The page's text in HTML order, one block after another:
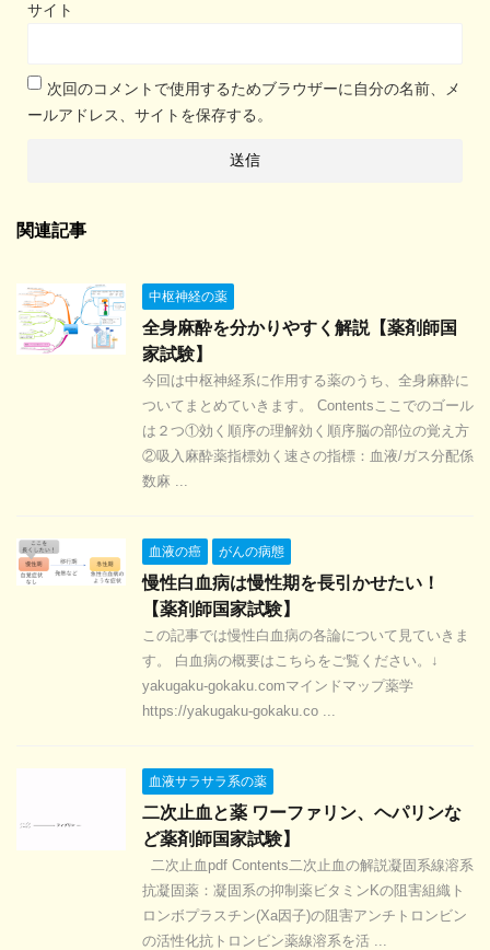
サイト
次回のコメントで使用するためブラウザーに自分の名前、メ
ールアドレス、サイトを保存する。
関連記事
中枢神経の薬
全身麻酔を分かりやすく解説【薬剤師国
家試験】
今回は中枢神経系に作用する薬のうち、全身麻酔に
ついてまとめていきます。 Contentsここでのゴール
は２つ①効く順序の理解効く順序脳の部位の覚え方
②吸入麻酔薬指標効く速さの指標：血液/ガス分配係
数麻 ...
血液の癌 がんの病態
慢性白血病は慢性期を長引かせたい！
【薬剤師国家試験】
この記事では慢性白血病の各論について見ていきま
す。 白血病の概要はこちらをご覧ください。↓
yakugaku-gokaku.comマインドマップ薬学
https://yakugaku-gokaku.co ...
血液サラサラ系の薬
二次止血と薬 ワーファリン、ヘパリンな
ど薬剤師国家試験】
二次止血pdf Contents二次止血の解説凝固系線溶系
抗凝固薬：凝固系の抑制薬ビタミンKの阻害組織ト
ロンボプラスチン(Xa因子)の阻害アンチトロンビン
の活性化抗トロンビン薬線溶系を活 ...